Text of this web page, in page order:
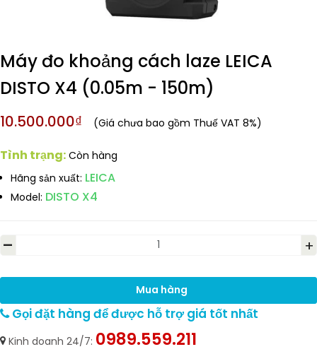
Máy đo khoảng cách laze LEICA
DISTO X4 (0.05m - 150m)
10.500.000₫ (Giá chưa bao gồm Thuế VAT 8%)
Tình trạng: Còn hàng
Hãng sản xuất: LEICA
Model: DISTO X4
- +
Mua hàng
Gọi đặt hàng để được hỗ trợ giá tốt nhất
Kinh doanh 24/7: 0989.559.211